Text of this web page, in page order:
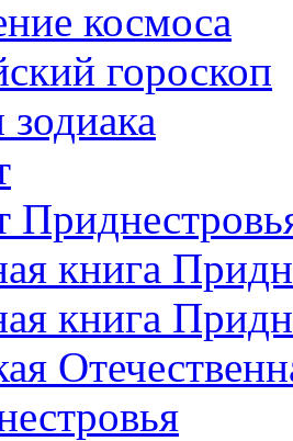
космоса
гороскоп
зодиака
книга
книга